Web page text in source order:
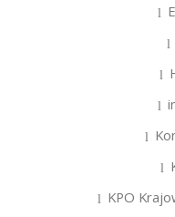
KPO